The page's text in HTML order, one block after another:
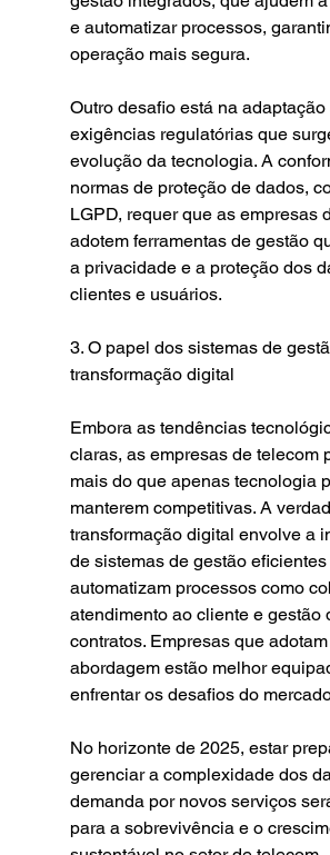
e automatizar processos,
operação mais segura.
Outro desafio está na
exigências regulatórias que
evolução da tecnologia. A
normas de proteção de dados,
LGPD, requer que as empresas
adotem ferramentas de gestão
a privacidade e a proteção dos
clientes e usuários.
3. O papel dos sistemas de
transformação digital
Embora as tendências
claras, as empresas de telecom
mais do que apenas tecnologia
manterem competitivas. A
transformação digital envolve a
de sistemas de gestão
automatizam processos como
atendimento ao cliente e gestão
contratos. Empresas que
abordagem estão melhor
enfrentar os desafios do
No horizonte de 2025, estar
gerenciar a complexidade dos
demanda por novos serviços
para a sobrevivência e o